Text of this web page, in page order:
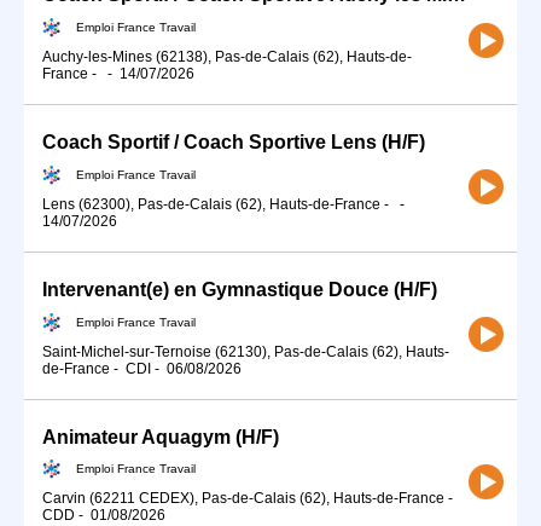
Emploi France Travail
Auchy-les-Mines (62138), Pas-de-Calais (62), Hauts-de-
France - - 14/07/2026
Coach Sportif / Coach Sportive Lens (H/F)
Emploi France Travail
Lens (62300), Pas-de-Calais (62), Hauts-de-France -
-
14/07/2026
Intervenant(e) en Gymnastique Douce (H/F)
Emploi France Travail
Saint-Michel-sur-Ternoise (62130), Pas-de-Calais (62), Hauts-
de-France - CDI - 06/08/2026
Animateur Aquagym (H/F)
Emploi France Travail
Carvin (62211 CEDEX), Pas-de-Calais (62), Hauts-de-France -
CDD - 01/08/2026